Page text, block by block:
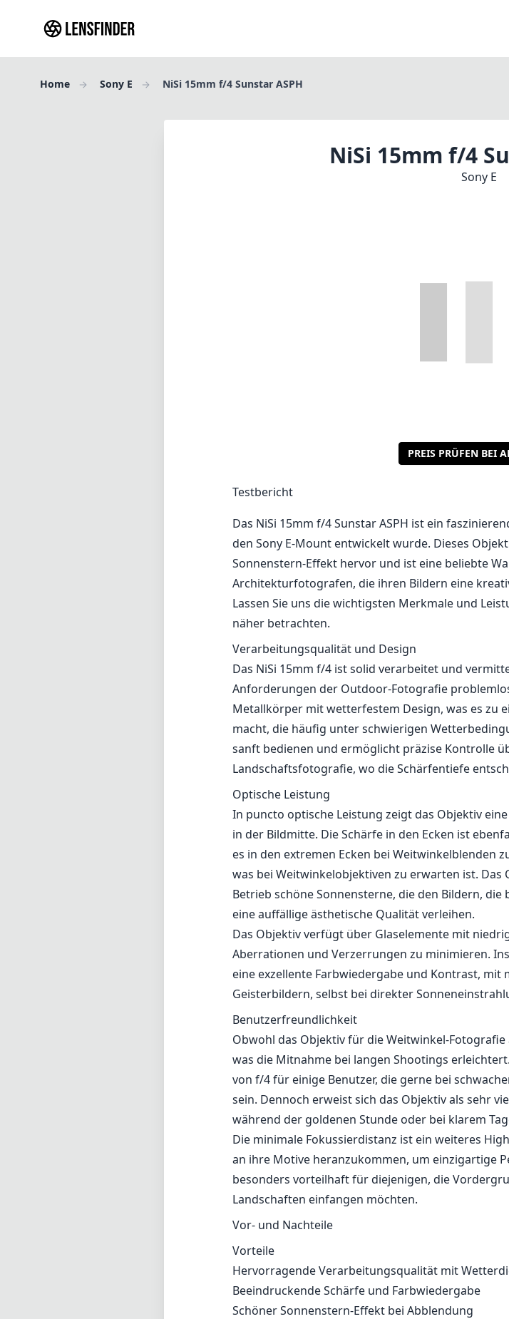
Home Sony E NiSi 15mm f/4 Sunstar ASPH
NiSi 15mm f/4
Sony E
PREIS PRÜFEN BEI
Testbericht
Das NiSi 15mm f/4 Sunstar ASPH ist ein
den Sony E-Mount entwickelt wurde. Dieses
Sonnenstern-Effekt hervor und ist eine beliebte
Architekturfotografen, die ihren Bildern eine
Lassen Sie uns die wichtigsten Merkmale und
näher betrachten.
Verarbeitungsqualität und Design
Das NiSi 15mm f/4 ist solid verarbeitet und
Anforderungen der Outdoor-Fotografie
Metallkörper mit wetterfestem Design, was es zu
macht, die häufig unter schwierigen
sanft bedienen und ermöglicht präzise Kontrolle
Landschaftsfotografie, wo die Schärfentiefe
Optische Leistung
In puncto optische Leistung zeigt das Objektiv
in der Bildmitte. Die Schärfe in den Ecken ist
es in den extremen Ecken bei Weitwinkelblenden
was bei Weitwinkelobjektiven zu erwarten ist.
Betrieb schöne Sonnensterne, die den Bildern,
eine auffällige ästhetische Qualität verleihen.
Das Objektiv verfügt über Glaselemente mit
Aberrationen und Verzerrungen zu minimieren.
eine exzellente Farbwiedergabe und Kontrast,
Geisterbildern, selbst bei direkter
Benutzerfreundlichkeit
Obwohl das Objektiv für die Weitwinkel-
was die Mitnahme bei langen Shootings
von f/4 für einige Benutzer, die gerne bei
sein. Dennoch erweist sich das Objektiv als sehr
während der goldenen Stunde oder bei klarem
Die minimale Fokussierdistanz ist ein weiteres
an ihre Motive heranzukommen, um einzigartige
besonders vorteilhaft für diejenigen, die
Landschaften einfangen möchten.
Vor- und Nachteile
Vorteile
Hervorragende Verarbeitungsqualität mit
Beeindruckende Schärfe und Farbwiedergabe
Schöner Sonnenstern-Effekt bei Abblendung